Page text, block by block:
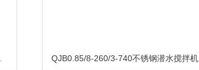
QJB0.85/8-260/3-740不锈钢潜水搅拌机